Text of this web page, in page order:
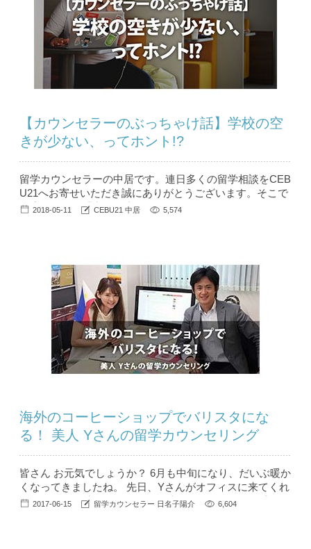
【カウンセラーのぶっちゃけ話】学校の空
きが少ない、ってホント!?
留学カウンセラーの中居です。連日多くの留学相談をCEB
U21へお寄せいただき誠にありがとうございます。そこで
毎度のように「空きが少なくなってきております…」とお
ら後悔する）タイプなので、実際のところはどうなのか、
正しい情報をきちんと説明...
2018-05-11 CEBU21 中居 5,574
海外のコーヒーショップでバリスタにな
る！ 美人 Yさんの留学カウンセリング
皆さん お元気でしょうか？ 6月も中旬になり、だいぶ暖か
くなってきましたね。 先日、Yさんがオフィスに来てくれ
ました。 関西出身のYさんは、以前関西ローカルの番組に
2017-06-15 留学カウンセラー 日名子陽介 6,604